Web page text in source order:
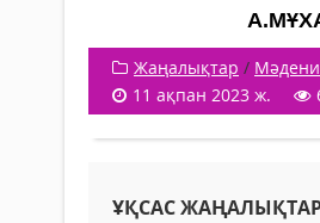
Жаңалықтар /
11 ақпан 2023 ж.
ҰҚСАС